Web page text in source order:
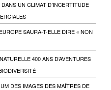
UN CLIMAT D’INCERTITUDE
SAURA-T-ELLE DIRE « NON
400 ANS D’AVENTURES
DES IMAGES DES MAÎTRES DE